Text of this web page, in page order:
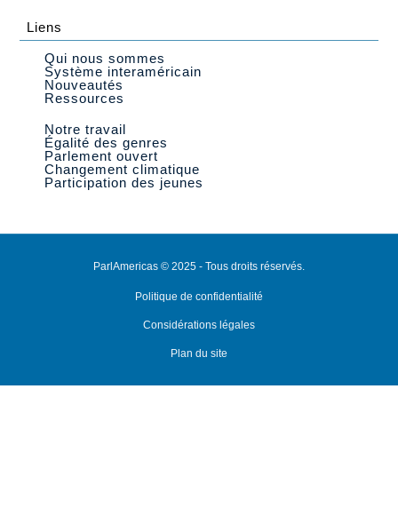
Liens
Qui nous sommes
Système interaméricain
Nouveautés
Ressources
Notre travail
Égalité des genres
Parlement ouvert
Changement climatique
Participation des jeunes
ParlAmericas © 2025 - Tous droits réservés.
Politique de confidentialité
Considérations légales
Plan du site